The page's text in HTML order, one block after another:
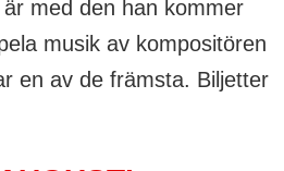
med den han kommer
musik av kompositören
en av de främsta. Biljetter